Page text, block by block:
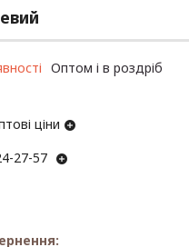
Оптом і в роздріб
ціни
27-57